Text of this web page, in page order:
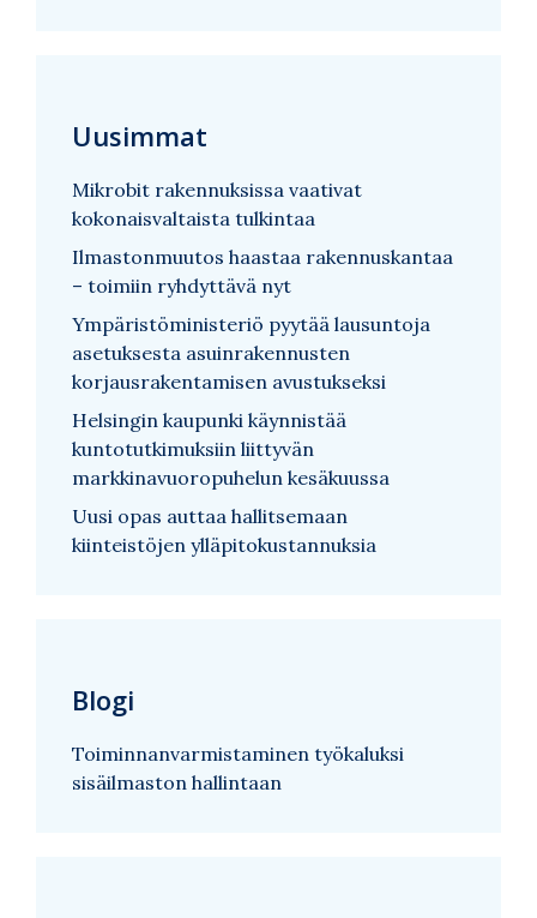
Uusimmat
Mikrobit rakennuksissa vaativat
kokonaisvaltaista tulkintaa
Ilmastonmuutos haastaa rakennuskantaa
– toimiin ryhdyttävä nyt
Ympäristöministeriö pyytää lausuntoja
asetuksesta asuinrakennusten
korjausrakentamisen avustukseksi
Helsingin kaupunki käynnistää
kuntotutkimuksiin liittyvän
markkinavuoropuhelun kesäkuussa
Uusi opas auttaa hallitsemaan
kiinteistöjen ylläpitokustannuksia
Blogi
Toiminnanvarmistaminen työkaluksi
sisäilmaston hallintaan